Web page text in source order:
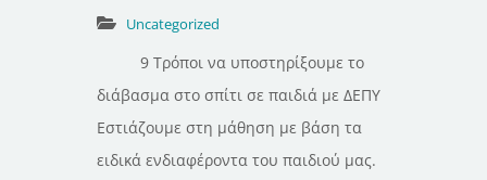
Uncategorized
9 Τρόποι να υποστηρίξουμε το
διάβασμα στο σπίτι σε παιδιά με ΔΕΠΥ
Εστιάζουμε στη μάθηση με βάση τα
ειδικά ενδιαφέροντα του παιδιού μας.